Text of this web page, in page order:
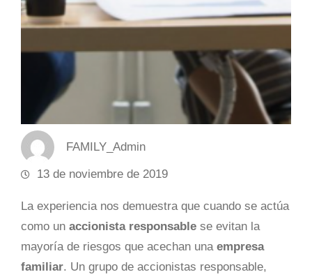
FAMILY_Admin
13 de noviembre de 2019
La experiencia nos demuestra que cuando se actúa
como un accionista responsable se evitan la
mayoría de riesgos que acechan una empresa
familiar. Un grupo de accionistas responsable,